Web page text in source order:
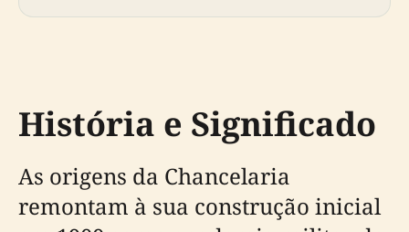
História e Significado
As origens da Chancelaria
remontam à sua construção inicial